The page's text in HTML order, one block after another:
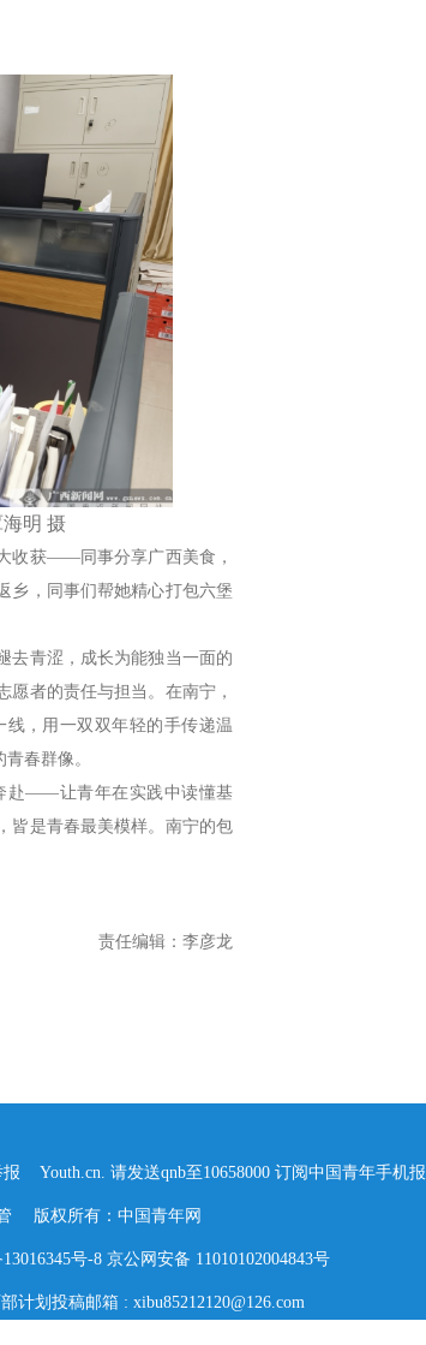
明 摄
收获——同事分享广西美食，
乡，同事们帮她精心打包六堡
青涩，成长为能独当一面的
者的责任与担当。在南宁，
，用一双双年轻的手传递温
春群像。
赴——让青年在实践中读懂基
皆是青春最美模样。南宁的包
责任编辑： 李彦龙
Youth.cn. 请发送qnb至10658000 订阅中国青年手机报
版权所有： 中国青年网
号-8 京公网安备 11010102004843号
计划投稿邮箱 : xibu85212120@126.com